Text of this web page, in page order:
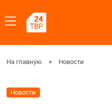
На главную Новости
Новости